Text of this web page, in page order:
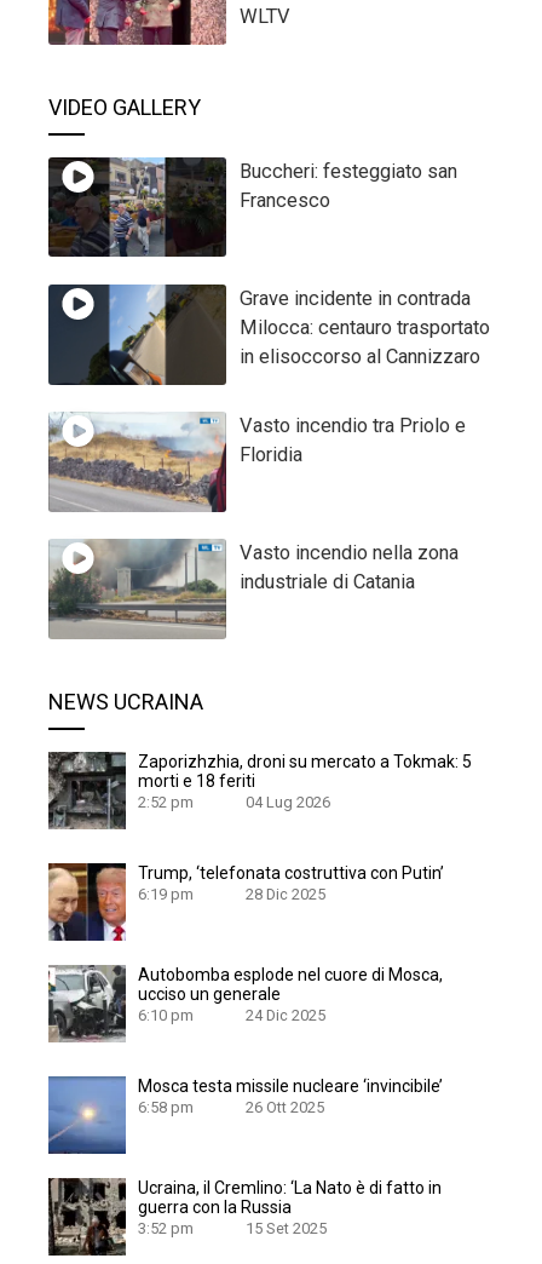
WLTV
VIDEO GALLERY
Buccheri: festeggiato san
Francesco
Grave incidente in contrada
Milocca: centauro trasportato
in elisoccorso al Cannizzaro
Vasto incendio tra Priolo e
Floridia
Vasto incendio nella zona
industriale di Catania
NEWS UCRAINA
Zaporizhzhia, droni su mercato a Tokmak: 5
morti e 18 feriti
2:52 pm 04 Lug 2026
Trump, ‘telefonata costruttiva con Putin’
6:19 pm 28 Dic 2025
Autobomba esplode nel cuore di Mosca,
ucciso un generale
6:10 pm 24 Dic 2025
Mosca testa missile nucleare ‘invincibile’
6:58 pm 26 Ott 2025
Ucraina, il Cremlino: ‘La Nato è di fatto in
guerra con la Russia
3:52 pm 15 Set 2025